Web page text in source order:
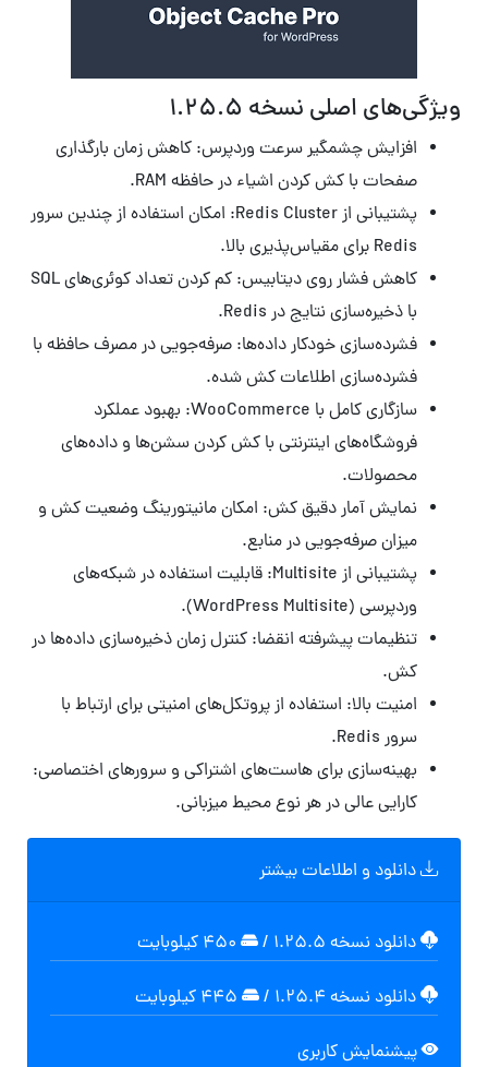
ویژگی‌های اصلی نسخه ۱.۲۵.۵
افزایش چشمگیر سرعت وردپرس: کاهش زمان بارگذاری
صفحات با کش کردن اشیاء در حافظه RAM.
پشتیبانی از Redis Cluster: امکان استفاده از چندین سرور
Redis برای مقیاس‌پذیری بالا.
کاهش فشار روی دیتابیس: کم کردن تعداد کوئری‌های SQL
با ذخیره‌سازی نتایج در Redis.
فشرده‌سازی خودکار داده‌ها: صرفه‌جویی در مصرف حافظه با
فشرده‌سازی اطلاعات کش شده.
سازگاری کامل با WooCommerce: بهبود عملکرد
فروشگاه‌های اینترنتی با کش کردن سشن‌ها و داده‌های
محصولات.
نمایش آمار دقیق کش: امکان مانیتورینگ وضعیت کش و
میزان صرفه‌جویی در منابع.
پشتیبانی از Multisite: قابلیت استفاده در شبکه‌های
وردپرسی (WordPress Multisite).
تنظیمات پیشرفته انقضا: کنترل زمان ذخیره‌سازی داده‌ها در
کش.
امنیت بالا: استفاده از پروتکل‌های امنیتی برای ارتباط با
سرور Redis.
بهینه‌سازی برای هاست‌های اشتراکی و سرورهای اختصاصی:
کارایی عالی در هر نوع محیط میزبانی.
دانلود و اطلاعات بیشتر
دانلود نسخه ۱.۲۵.۵ /
دانلود نسخه ۱.۲۵.۴ /
پیشنمایش کاربری